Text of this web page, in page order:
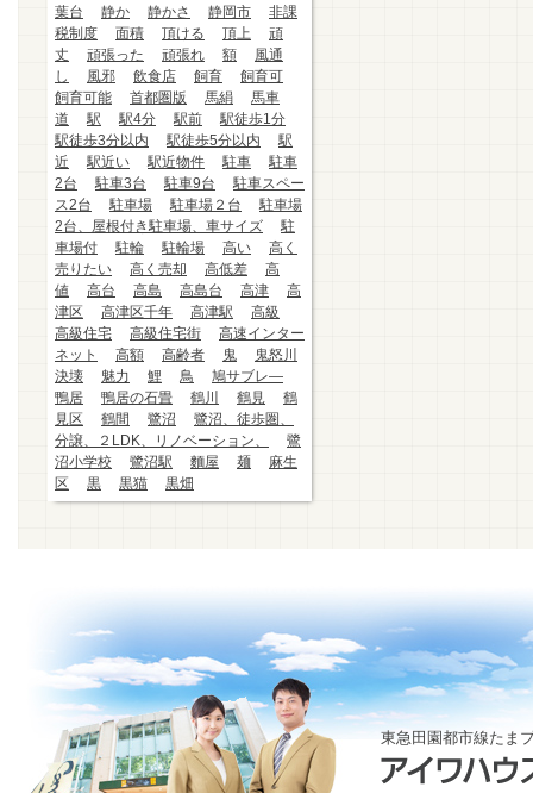
葉台
静か 静かさ 静岡市
非課
税制度
面積 頂ける 頂上
頑
丈
頑張った 頑張れ 額
風通
し
風邪 飲食店 飼育
飼育可
飼育可能
首都圏版 馬絹
馬車
道
駅 駅4分 駅前
駅徒歩1分
駅徒歩3分以内
駅徒歩5分以内
駅
近
駅近い 駅近物件 駐車
駐車
2台
駐車3台 駐車9台
駐車スペー
ス2台
駐車場 駐車場２台
駐車場
2台、屋根付き駐車場、車サイズ
駐
車場付
駐輪 駐輪場 高い
高く
売りたい
高く売却 高低差
高
値
高台 高島 高島台 高津
高
津区
高津区千年 高津駅
高級
高級住宅
高級住宅街
高速インター
ネット
高額 高齢者 鬼
鬼怒川
決壊
魅力 鯉 鳥
鳩サブレ―
鴨居
鴨居の石畳 鶴川 鶴見
鶴
見区
鶴間 鷺沼
鷺沼、徒歩圏、
分譲、２LDK、リノベーション、
鷺
沼小学校
鷺沼駅 麵屋 麺
麻生
区
黒 黒猫 黒畑
東急田園都市線たま